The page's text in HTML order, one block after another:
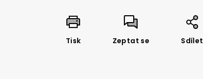
Tisk Zeptat se Sdílet